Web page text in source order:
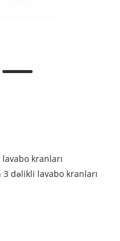
kranları
3 dəlikli lavabo kranları